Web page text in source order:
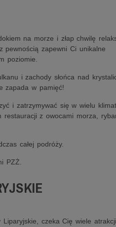
na morze i złap chwilę
pewnością zapewni Ci unikalne
poziomie.
i zachody słońca nad
zapada w pamięć!
i zatrzymywać się w wielu
restauracji z owocami morza,
całej podróży.
PZŻ.
czeka Cię wiele